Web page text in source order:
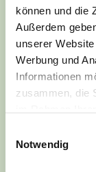
können und die
Außerdem
unserer
Werbung und
Informationen
zusammen, die
Notwendig
mittel
PLANT